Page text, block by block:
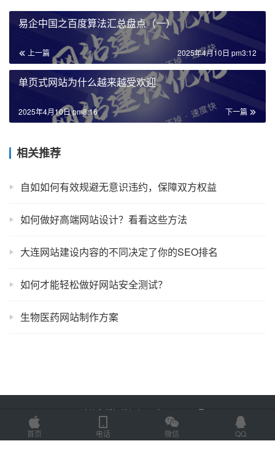
易企中国之百度算法汇总盘点（一）
上一篇 2025年4月10日 pm3:12
单页式网站为什么越来越受欢迎
下一篇
2025年4月10日 pm8:16
相关推荐
自如如何有效规避无意识违约，保障双方权益
如何做好高端网站设计？看看这些方法
大连网站建设内容的不同决定了你的SEO排名
如何才能轻松做好网站安全测试？
生物医药网站制作方案
Copyright © 2022 易速技术 版权所有 鲁ICP备18058483号-7
首页
电话 微信 QQ